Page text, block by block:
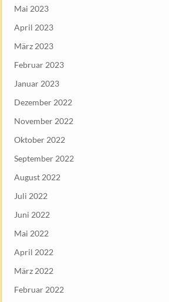
Mai 2023
April 2023
März 2023
Februar 2023
Januar 2023
Dezember 2022
November 2022
Oktober 2022
September 2022
August 2022
Juli 2022
Juni 2022
Mai 2022
April 2022
März 2022
Februar 2022